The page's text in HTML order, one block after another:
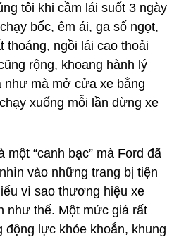
tôi khi cầm lái suốt 3 ngày
bốc, êm ái, ga số ngọt,
ngồi lái cao thoải
rộng, khoang hành lý
như mà mở cửa xe bằng
xuống mỗi lần dừng xe
một “canh bạc” mà Ford đã
vào những trang bị tiện
vì sao thương hiệu xe
như thế. Một mức giá rất
động lực khỏe khoắn, khung